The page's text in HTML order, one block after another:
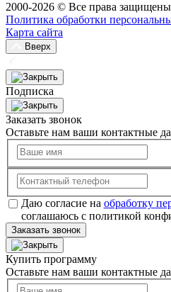
2000-2026 © Все права защищены
Политика обработки
Карта сайта
Вверх
Подписка
Заказать звонок
Оставьте нам ваши контактные
Даю согласие на обработку
соглашаюсь с политикой
Заказать звонок
Купить программу
Оставьте нам ваши контактные